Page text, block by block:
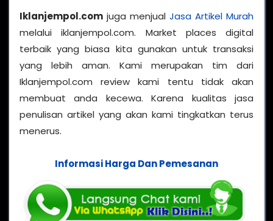
Iklanjempol.com juga menjual Jasa Artikel Murah
melalui iklanjempol.com. Market places digital
terbaik yang biasa kita gunakan untuk transaksi
yang lebih aman. Kami merupakan tim dari
Iklanjempol.com review kami tentu tidak akan
membuat anda kecewa. Karena kualitas jasa
penulisan artikel yang akan kami tingkatkan terus
menerus.
Informasi Harga Dan Pemesanan